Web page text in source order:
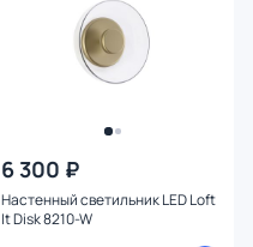
6 300 ₽
Настенный светильник LED Loft
It Disk 8210-W